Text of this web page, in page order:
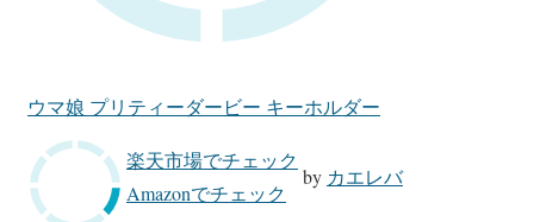
ウマ娘 プリティーダービー キーホルダー
楽天市場でチェック
Amazonでチェック
by カエレバ